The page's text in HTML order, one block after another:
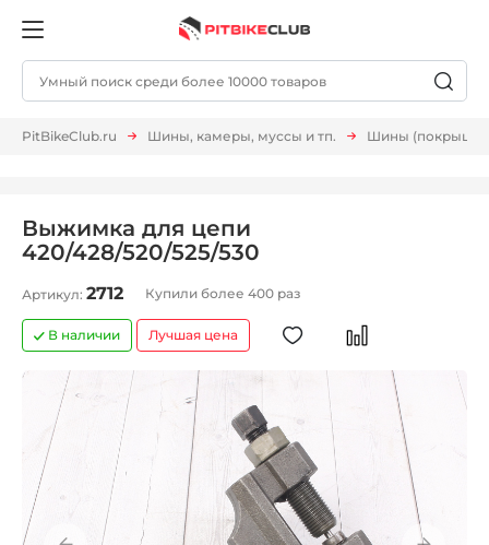
PitBikeClub.ru Шины, камеры, муссы и тп. Шины
Выжимка для цепи
420/428/520/525/530
Артикул: 2712 Купили более 400 раз
В наличии Лучшая цена